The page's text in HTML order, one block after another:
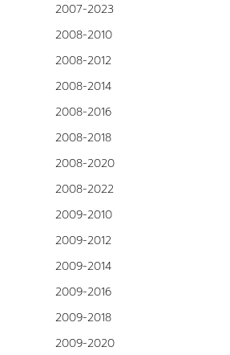
2007-2023
2008-2010
2008-2012
2008-2014
2008-2016
2008-2018
2008-2020
2008-2022
2009-2010
2009-2012
2009-2014
2009-2016
2009-2018
2009-2020